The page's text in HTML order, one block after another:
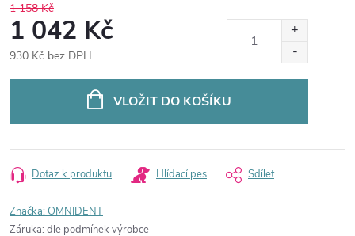
1 158 Kč
1 042 Kč
930 Kč bez DPH
VLOŽIT DO KOŠÍKU
Dotaz k produktu Hlídací pes Sdílet
Značka:OMNIDENT
Záruka: dle podmínek výrobce